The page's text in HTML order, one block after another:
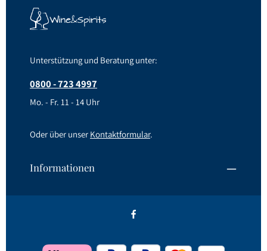
Unterstützung und Beratung unter:
0800 - 723 4997
Mo. - Fr. 11 - 14 Uhr
Oder über unser Kontaktformular.
Informationen